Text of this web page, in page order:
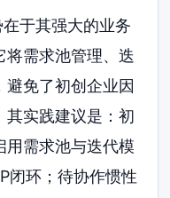
于其强大的业务
将需求池管理、迭
避免了初创企业因
其实践建议是：初
用需求池与迭代模
闭环；待协作惯性